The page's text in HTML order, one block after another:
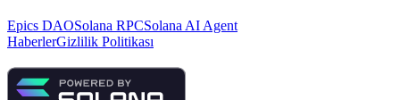
Epics DAOSolana RPCSolana AI Agent
HaberlerGizlilik Politikası